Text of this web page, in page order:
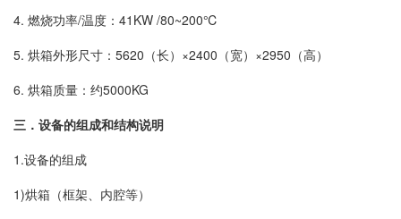
4. 燃烧功率/温度：41KW /80~200℃
5. 烘箱外形尺寸：5620（长）×2400（宽）×2950（高）
6. 烘箱质量：约5000KG
三．设备的组成和结构说明
1.设备的组成
1)烘箱（框架、内腔等）